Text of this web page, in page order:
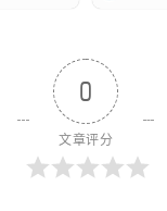
0
文章评分